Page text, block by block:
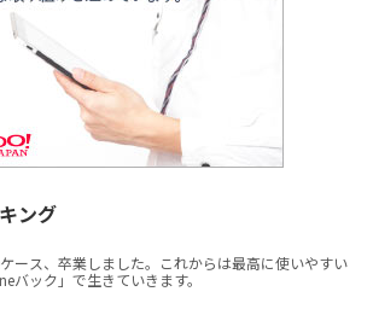
ング
ース、卒業しました。これからは最高に使いやすい
バック」で生きていきます。